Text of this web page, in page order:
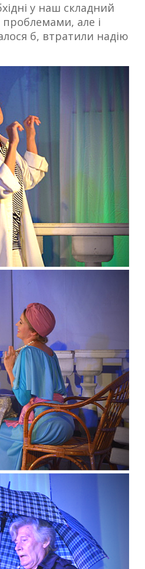
у наш складний
проблемами, але і
б, втратили надію